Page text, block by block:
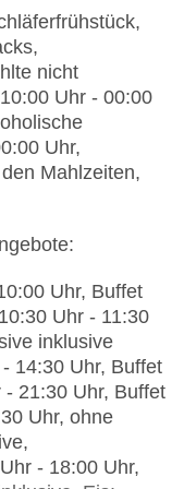
nicht
Uhr - 00:00
Uhr,
Mahlzeiten,
Uhr, Buffet
Uhr - 11:30
inklusive
14:30 Uhr, Buffet
21:30 Uhr, Buffet
Uhr, ohne
- 18:00 Uhr,